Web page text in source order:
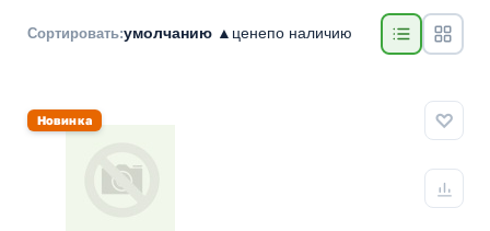
Сортировать:умолчанию ▲ ценепо наличию
Новинка